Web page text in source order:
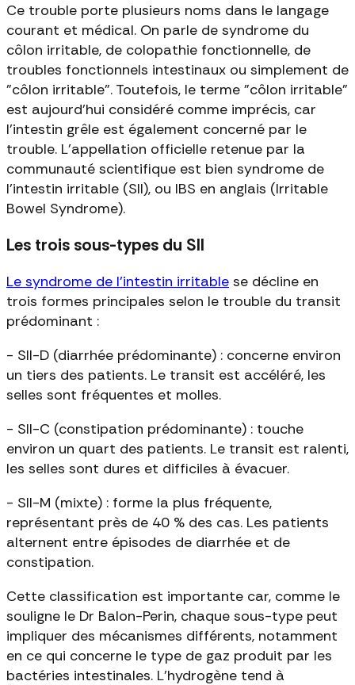
Ce trouble porte plusieurs noms dans le langage
courant et médical. On parle de syndrome du
côlon irritable, de colopathie fonctionnelle, de
troubles fonctionnels intestinaux ou simplement de
"côlon irritable". Toutefois, le terme "côlon irritable"
est aujourd'hui considéré comme imprécis, car
l'intestin grêle est également concerné par le
trouble. L'appellation officielle retenue par la
communauté scientifique est bien syndrome de
l'intestin irritable (SII), ou IBS en anglais (Irritable
Bowel Syndrome).
Les trois sous-types du SII
Le syndrome de l'intestin irritable se décline en
trois formes principales selon le trouble du transit
prédominant :
- SII-D (diarrhée prédominante) : concerne environ
un tiers des patients. Le transit est accéléré, les
selles sont fréquentes et molles.
- SII-C (constipation prédominante) : touche
environ un quart des patients. Le transit est ralenti,
les selles sont dures et difficiles à évacuer.
- SII-M (mixte) : forme la plus fréquente,
représentant près de 40 % des cas. Les patients
alternent entre épisodes de diarrhée et de
constipation.
Cette classification est importante car, comme le
souligne le Dr Balon-Perin, chaque sous-type peut
impliquer des mécanismes différents, notamment
en ce qui concerne le type de gaz produit par les
bactéries intestinales. L'hydrogène tend à